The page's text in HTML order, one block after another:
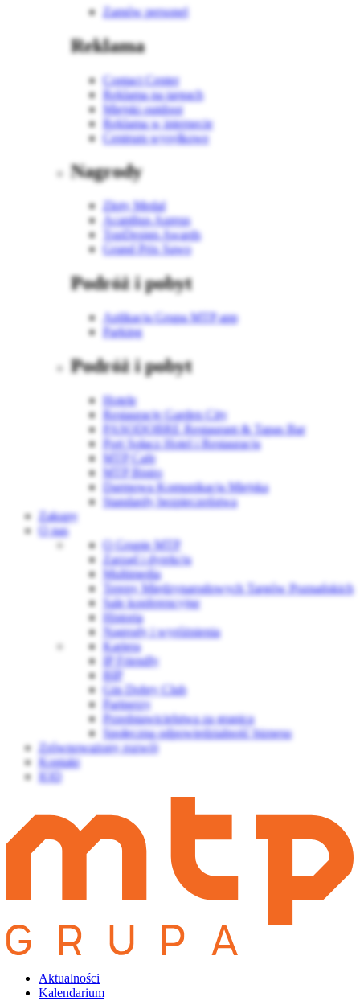
Zamów personel
Reklama
Contact Center
Reklama na targach
Miejski outdoor
Reklama w internecie
Centrum wysyłkowe
Nagrody
Złoty Medal
Acanthus Aureus
TopDesign Awards
Grand Prix Sawo
Podróż i pobyt
Aplikacja Grupa MTP app
Parking
Podróż i pobyt
Hotele
Restauracje Garden City
PASODOBRE Restaurant & Tapas Bar
Port Sołacz Hotel i Restauracja
MTP Cafe
MTP Bistro
Darmowa Komunikacja Miejska
Standardy bezpieczeństwa
Zakupy
O nas
O Grupie MTP
Zarząd i dyrekcja
Multimedia
Tereny Międzynarodowych Targów Poznańskich
Sale konferencyjne
Historia
Nagrody i wyróżnienia
Kariera
IP Friendly
BIP
Gin Dobry Club
Partnerzy
Przedstawicielstwa za granicą
Społeczna odpowiedzialność biznesu
Zrównoważony rozwój
Kontakt
IOD
Aktualności
Kalendarium